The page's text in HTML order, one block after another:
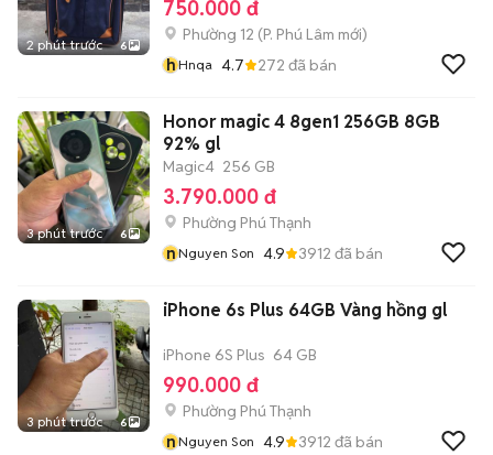
2 phút trước 6
750.000 đ
Phường 12 (P. Phú Lâm mới)
hHnqa 4.7 272 đã bán
3 phút trước 6
Honor magic 4 8gen1 256GB 8GB
92% gl
Magic4 256 GB
3.790.000 đ
Phường Phú Thạnh
nNguyen Son 4.9 3912 đã bán
3 phút trước 6
iPhone 6s Plus 64GB Vàng hồng gl
iPhone 6S Plus 64 GB
990.000 đ
Phường Phú Thạnh
nNguyen Son 4.9 3912 đã bán